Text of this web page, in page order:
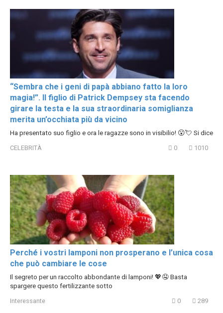
“Sembra che i geni di papà abbiano fatto la loro
magia!”. Il figlio di Patrick Dempsey sta facendo
girare la testa e la sua straordinaria somiglianza
merita un’occhiata più da vicino
Ha presentato suo figlio e ora le ragazze sono in visibilio! 😮💘 Si dice
CELEBRITÀ 0 1010
Perché i vostri lamponi non prosperano e l’unica cosa
che può cambiare le cose
Il segreto per un raccolto abbondante di lamponi! 💖🤤 Basta
spargere questo fertilizzante sotto
Interessante 0 289